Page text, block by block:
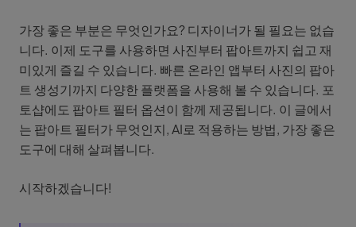
가장 좋은 부분은 무엇인가요? 디자이너가 될 필요는 없습
니다. 이제 도구를 사용하면 사진부터 팝아트까지 쉽고 재
미있게 즐길 수 있습니다. 빠른 온라인 앱부터 사진의 팝아
트 생성기까지 다양한 플랫폼을 사용해 볼 수 있습니다. 포
토샵에도 팝아트 필터 옵션이 함께 제공됩니다. 이 글에서
는 팝아트 필터가 무엇인지, AI로 적용하는 방법, 가장 좋은
도구에 대해 살펴봅니다.
시작하겠습니다!